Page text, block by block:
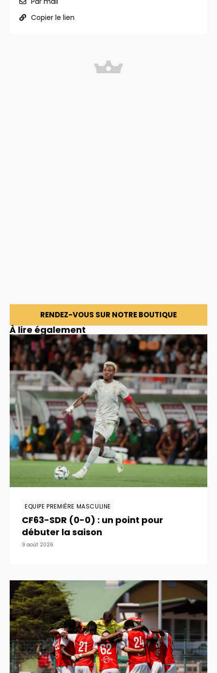
Copier le lien
RENDEZ-VOUS SUR NOTRE BOUTIQUE
À lire également
EQUIPE PREMIÈRE MASCULINE
CF63-SDR (0-0) : un point pour
débuter la saison
9 août 2026